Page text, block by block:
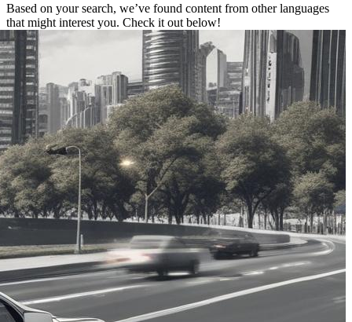
Based on your search, we’ve found content from other languages
that might interest you. Check it out below!